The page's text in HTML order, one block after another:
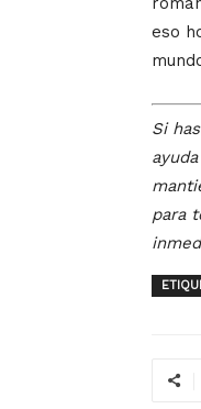
eso
Si
para